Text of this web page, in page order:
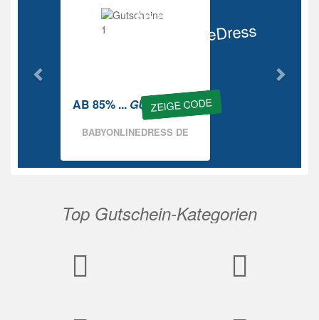
Ab 85%
BabyOnlineDress
ZEIGE CODE
AB 85% ... GUTSCHEIN
BABYONLINEDRESS DE
Top Gutschein-Kategorien